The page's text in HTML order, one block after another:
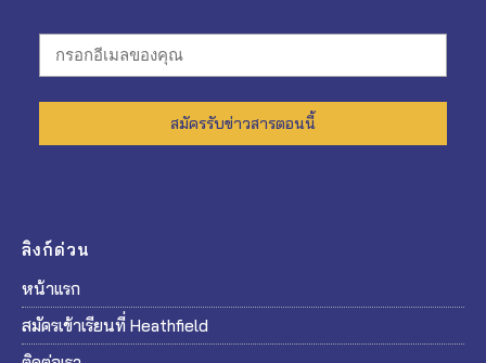
สมัครรับข่าวสารตอนนี้
ลิงก์ด่วน
หน้าแรก
สมัครเข้าเรียนที่ Heathfield